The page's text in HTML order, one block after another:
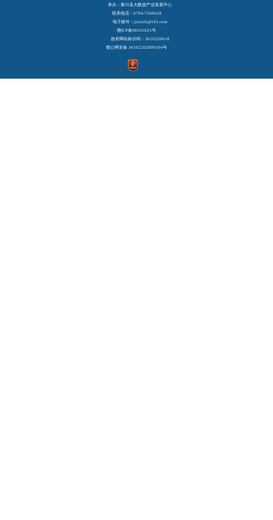
承办：黎川县大数据产业发展中心
联系电话：0794-7566618
电子邮件：jxlczxb@163.com
赣ICP备08101025号
政府网站标识码：3610220018
赣公网安备 36102202000104号